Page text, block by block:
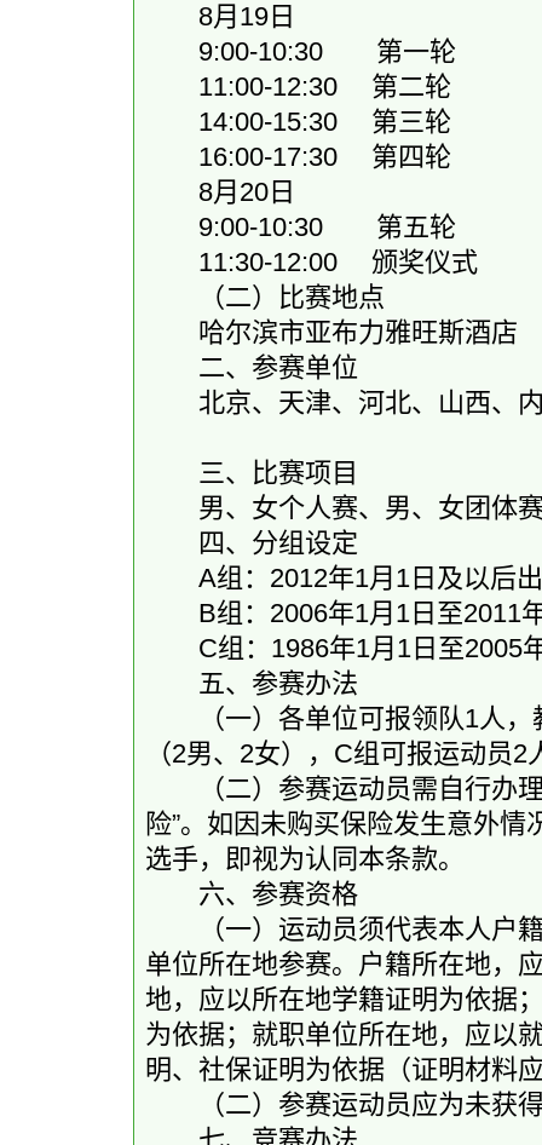
8月19日
9:00-10:30 第一轮
11:00-12:30 第二轮
14:00-15:30 第三轮
16:00-17:30 第四轮
8月20日
9:00-10:30 第五轮
11:30-12:00 颁奖仪式
（二）比赛地点
哈尔滨市亚布力雅旺斯酒店
二、参赛单位
北京、天津、河北、山西、内
三、比赛项目
男、女个人赛、男、女团体
四、分组设定
A组：2012年1月1日及以后
B组：2006年1月1日至2011
C组：1986年1月1日至2005
五、参赛办法
（一）各单位可报领队1人，
（2男、2女），C组可报运动员2
（二）参赛运动员需自行办理
险”。如因未购买保险发生意外
选手，即视为认同本条款。
六、参赛资格
（一）运动员须代表本人户籍
单位所在地参赛。户籍所在地，
地，应以所在地学籍证明为依据
为依据；就职单位所在地，应以
明、社保证明为依据（证明材料
（二）参赛运动员应为未获得